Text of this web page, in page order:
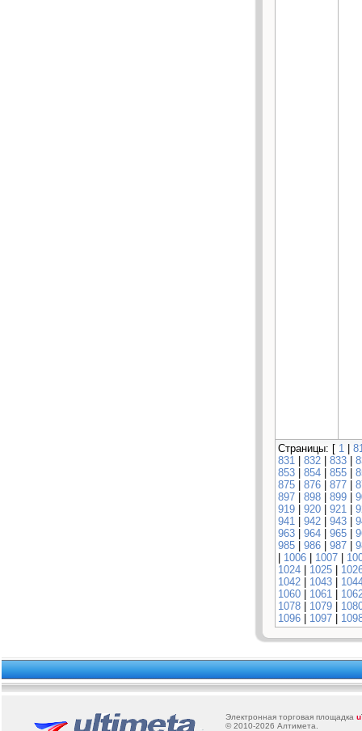
Страницы: [ 1 |
831 | 832 | 833 |
853 | 854 | 855 |
875 | 876 | 877 |
897 | 898 | 899 |
919 | 920 | 921 |
941 | 942 | 943 |
963 | 964 | 965 |
985 | 986 | 987 |
| 1006 | 1007 |
1024 | 1025 |
1042 | 1043 |
1060 | 1061 |
1078 | 1079 |
1096 | 1097 |
Электронная торговая площадка u
© 2010-2026 Алтимета